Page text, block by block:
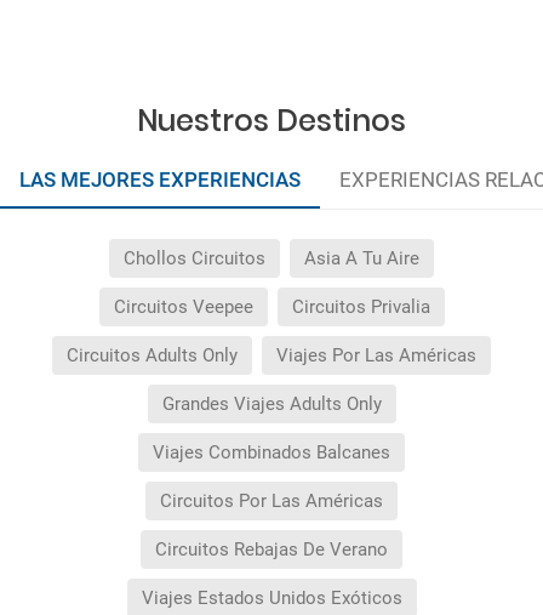
Quedan excluidos los productos de terceros de
esta promoción.Nuestros Destinos
LAS MEJORES EXPERIENCIAS EXPERIENCIAS
Chollos Circuitos Asia A Tu Aire
Circuitos Veepee Circuitos Privalia
Circuitos Adults Only Viajes Por Las Américas
Grandes Viajes Adults Only
Viajes Combinados Balcanes
Circuitos Por Las Américas
Circuitos Rebajas De Verano
Viajes Estados Unidos Exóticos